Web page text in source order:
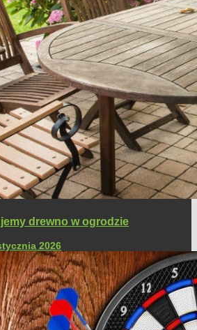
drewno w ogrodzie
2026